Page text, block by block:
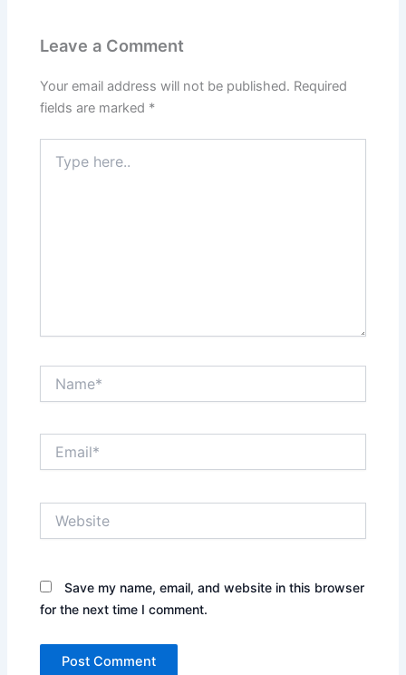
Leave a Comment
Your email address will not be published. Required
fields are marked *
here..
Save my name, email, and website in this browser
for the next time I comment.